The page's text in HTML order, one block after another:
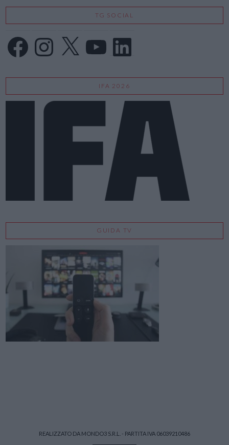
TG SOCIAL
FacebookInstagram
X LinkedIn
IFA 2026
GUIDA TV
REALIZZATO DA MONDO3 S.R.L. - PARTITA IVA 06039210486